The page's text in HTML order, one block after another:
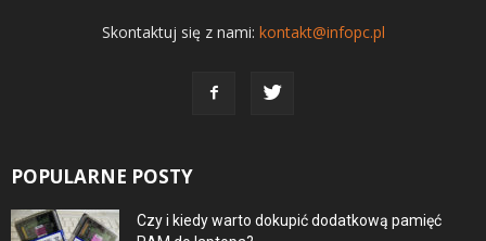
Skontaktuj się z nami: kontakt@infopc.pl
POPULARNE POSTY
Czy i kiedy warto dokupić dodatkową pamięć